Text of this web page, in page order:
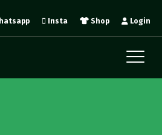
Login
Shop
Insta